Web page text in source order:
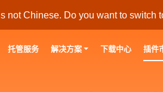
not Chinese. Do you want to switch
托管服务 解决方案 下载中心 插件